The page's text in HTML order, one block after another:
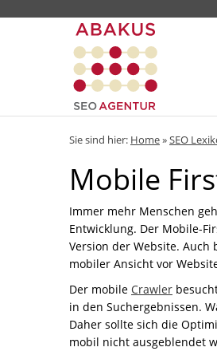
Sie sind hier: Home»SEO
Mobile
Immer mehr Menschen
Entwicklung. Der Mobile-
Version der Website.
mobiler Ansicht vor
Der mobile Crawler
in den Suchergebnissen.
Daher sollte sich die
mobil nicht ausgeblendet